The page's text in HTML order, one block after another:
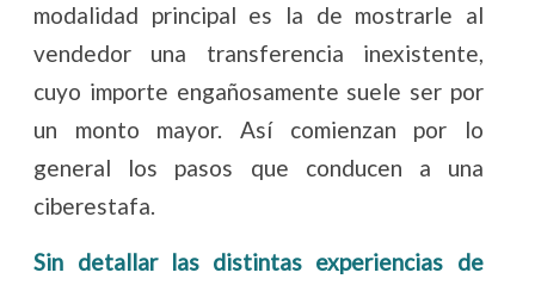
modalidad principal es la de mostrarle al
vendedor una transferencia inexistente,
cuyo importe engañosamente suele ser por
un monto mayor. Así comienzan por lo
general los pasos que conducen a una
ciberestafa.
Sin detallar las distintas experiencias de